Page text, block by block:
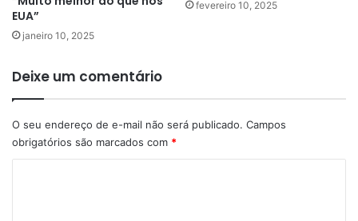
EUA”
janeiro 10, 2025
fevereiro 10, 2025
Deixe um comentário
O seu endereço de e-mail não será publicado. Campos
obrigatórios são marcados com *